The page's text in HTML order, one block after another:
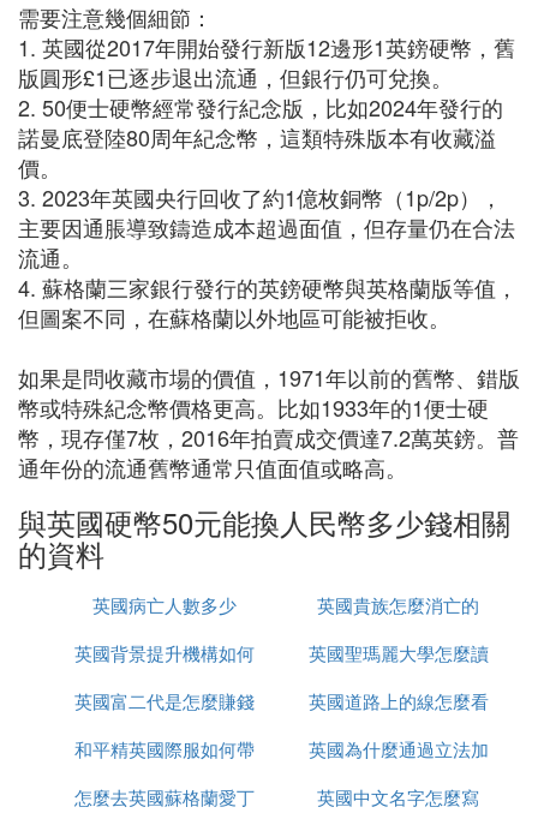
需要注意幾個細節：
1. 英國從2017年開始發行新版12邊形1英鎊硬幣，舊
版圓形£1已逐步退出流通，但銀行仍可兌換。
2. 50便士硬幣經常發行紀念版，比如2024年發行的
諾曼底登陸80周年紀念幣，這類特殊版本有收藏溢
價。
3. 2023年英國央行回收了約1億枚銅幣（1p/2p），
主要因通脹導致鑄造成本超過面值，但存量仍在合法
流通。
4. 蘇格蘭三家銀行發行的英鎊硬幣與英格蘭版等值，
但圖案不同，在蘇格蘭以外地區可能被拒收。
如果是問收藏市場的價值，1971年以前的舊幣、錯版
幣或特殊紀念幣價格更高。比如1933年的1便士硬
幣，現存僅7枚，2016年拍賣成交價達7.2萬英鎊。普
通年份的流通舊幣通常只值面值或略高。
與英國硬幣50元能換人民幣多少錢相關
的資料
英國病亡人數多少
英國貴族怎麼消亡的
英國背景提升機構如何
辦理
英國聖瑪麗大學怎麼讀
英國富二代是怎麼賺錢
的
英國道路上的線怎麼看
和平精英國際服如何帶
槍進出生島
英國為什麼通過立法加
強社會保障
怎麼去英國蘇格蘭愛丁
英國中文名字怎麼寫